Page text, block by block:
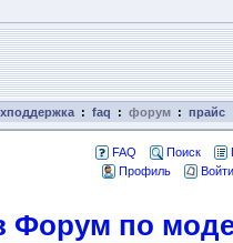
: faq : форум : прайс
FAQ Поиск
Профиль
Форум по